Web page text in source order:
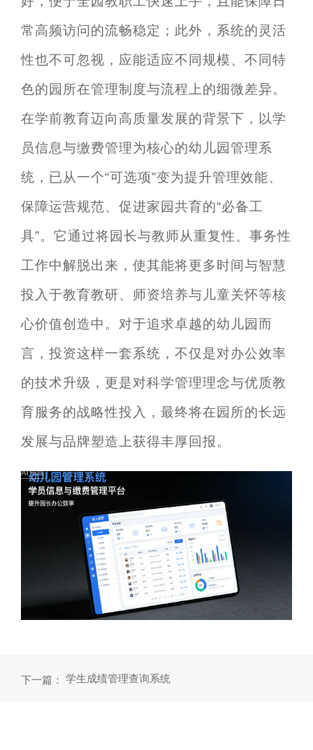
常高频访问的流畅稳定；此外，系统的灵活
性也不可忽视，应能适应不同规模、不同特
色的园所在管理制度与流程上的细微差异。
在学前教育迈向高质量发展的背景下，以学
员信息与缴费管理为核心的幼儿园管理系
统，已从一个“可选项”变为提升管理效能、
保障运营规范、促进家园共育的“必备工
具”。它通过将园长与教师从重复性、事务性
工作中解脱出来，使其能将更多时间与智慧
投入于教育教研、师资培养与儿童关怀等核
心价值创造中。对于追求卓越的幼儿园而
言，投资这样一套系统，不仅是对办公效率
的技术升级，更是对科学管理理念与优质教
育服务的战略性投入，最终将在园所的长远
发展与品牌塑造上获得丰厚回报。
下一篇： 学生成绩管理查询系统